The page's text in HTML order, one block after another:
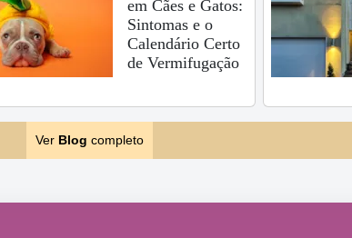
em Cães e Gatos:
Sintomas e o
Calendário Certo
de Vermifugação
Ver Blog completo